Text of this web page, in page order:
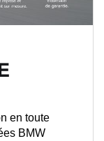
en toute
BMW